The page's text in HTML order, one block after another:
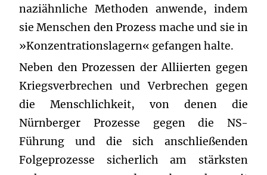
naziähnliche Methoden anwende, indem
sie Menschen den Prozess mache und sie in
»Konzentrationslagern« gefangen halte.
Neben den Prozessen der Alliierten gegen
Kriegsverbrechen und Verbrechen gegen
die Menschlichkeit, von denen die
Nürnberger Prozesse gegen die NS-
Führung und die sich anschließenden
Folgeprozesse sicherlich am stärksten